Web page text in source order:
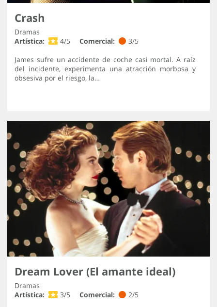
Crash
Dramas
Artística:
4/5 Comercial:
3/5
James sufre un accidente de coche casi mortal. A raíz
del incidente, experimenta una atracción morbosa y
obsesiva por el riesgo, la…
Dream Lover (El amante ideal)
Dramas
Artística:
3/5 Comercial:
2/5